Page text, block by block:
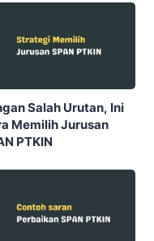
Salah Urutan, Ini
Memilih Jurusan
PTKIN